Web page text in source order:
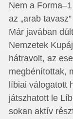
Nem a
az „arab
Már javában
Nemzetek
hátravolt, az
megbénítottak,
líbiai válogatott
játszhatott le
sokan aktív